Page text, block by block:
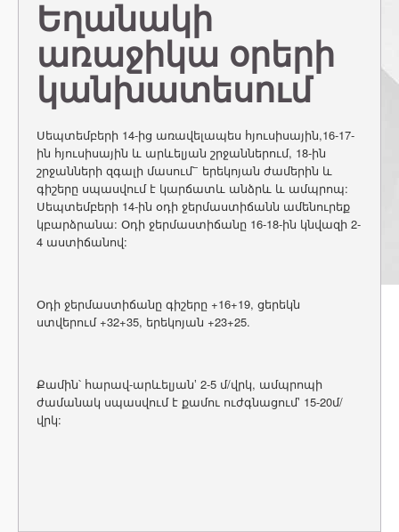
Եղանակի
առաջիկա օրերի
կանխատեսում
Սեպտեմբերի 14-ից առավելապես հյուսիսային,16-17-
ին հյուսիսային և արևելյան շրջաններում, 18-ին
շրջանների զգալի մասում՟ երեկոյան ժամերին և
գիշերը սպասվում է կարճատև անձրև և ամպրոպ:
Սեպտեմբերի 14-ին օդի ջերմաստիճանն ամենուրեք
կբարձրանա: Օդի ջերմաստիճանը 16-18-ին կնվազի 2-
4 աստիճանով:
Օդի ջերմաստիճանը գիշերը +16+19, ցերեկն
ստվերում +32+35, երեկոյան +23+25.
Քամին՝ հարավ-արևելյան‛ 2-5 մ/վրկ, ամպրոպի
ժամանակ սպասվում է քամու ուժգնացում‛ 15-20մ/
վրկ: